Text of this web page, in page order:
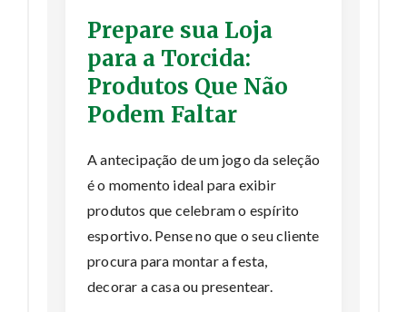
Prepare sua Loja
para a Torcida:
Produtos Que Não
Podem Faltar
A antecipação de um jogo da seleção
é o momento ideal para exibir
produtos que celebram o espírito
esportivo. Pense no que o seu cliente
procura para montar a festa,
decorar a casa ou presentear.